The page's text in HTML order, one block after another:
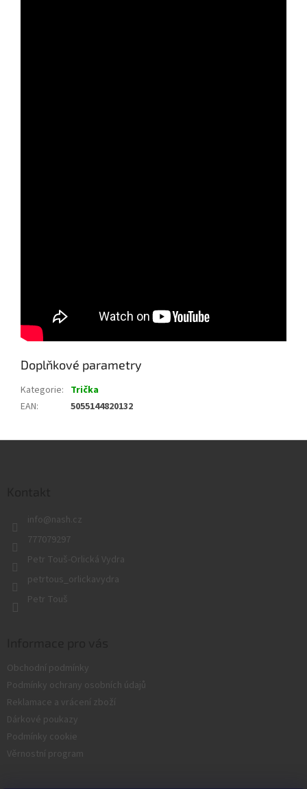
Doplňkové parametry
Kategorie: Trička
EAN: 5055144820132
info@nash.cz
777079297
Petr Touš-Orlická Vydra
petrtous_orlickavydra
Petr Touš
Obchodní podmínky
Podmínky ochrany osobních údajů
Reklamace a vrácení zboží
Dárkové poukazy
Podmínky cookie
Věrnostní program